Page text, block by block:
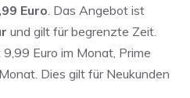
Euro. Das Angebot ist
und gilt für begrenzte Zeit.
Euro im Monat, Prime
Dies gilt für Neukunden